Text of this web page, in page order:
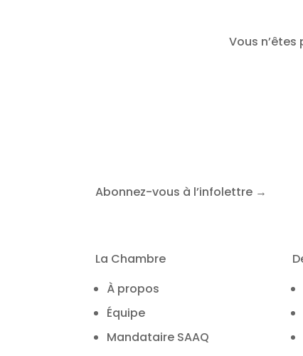
Vous n’êtes
Abonnez-vous à l’infolettre →
La Chambre
À propos
Équipe
Mandataire SAAQ